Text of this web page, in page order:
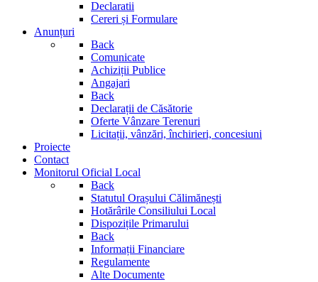
Declaratii
Cereri și Formulare
Anunțuri
Back
Comunicate
Achiziții Publice
Angajari
Back
Declarații de Căsătorie
Oferte Vânzare Terenuri
Licitații, vânzări, închirieri, concesiuni
Proiecte
Contact
Monitorul Oficial Local
Back
Statutul Orașului Călimănești
Hotărârile Consiliului Local
Dispozițile Primarului
Back
Informații Financiare
Regulamente
Alte Documente